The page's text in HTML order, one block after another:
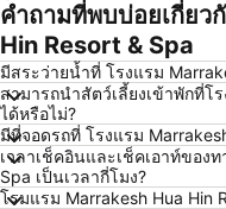
คำถามที่พบบ่อยเกี่ยว
Hin Resort & Spa
มีสระว่ายน้ำที่ โรงแรม
สามารถนำสัตว์เลี้ยงเข้าพักที่โ
ได้หรือไม่?
มีที่จอดรถที่ โรงแรม
เวลาเช็คอินและเช็คเอาท์ของ
Spa เป็นเวลากี่โมง?
โรมแรม Marrakesh Hua Hin